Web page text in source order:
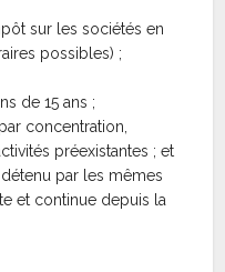
sur les sociétés en
possibles) ;
de 15 ans ;
concentration,
préexistantes ; et
par les mêmes
et continue depuis la